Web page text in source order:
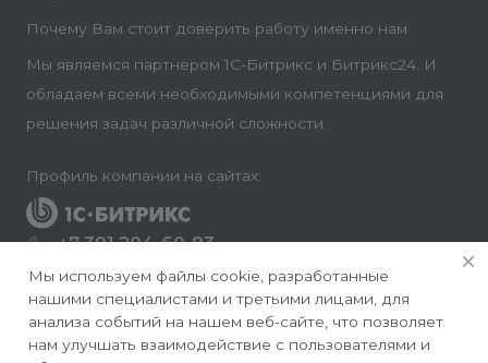
Почему Вам стоит доверить работу именно нам
Мы являемся партнером 1С-Битрикс и Битрикс24. И
обладаем всеми необходимыми компетенциями для
решения задач различной сложности.
Профиль компании на сайтах:
+7 391 204-60-83
Заказать звонок
info@conversite.ru
г. Красноярск, ул. Ладо Кецховели 22а, офис 8-28/1
Мы используем файлы cookie, разработанные
нашими специалистами и третьими лицами, для
анализа событий на нашем веб-сайте, что позволяет
нам улучшать взаимодействие с пользователями и